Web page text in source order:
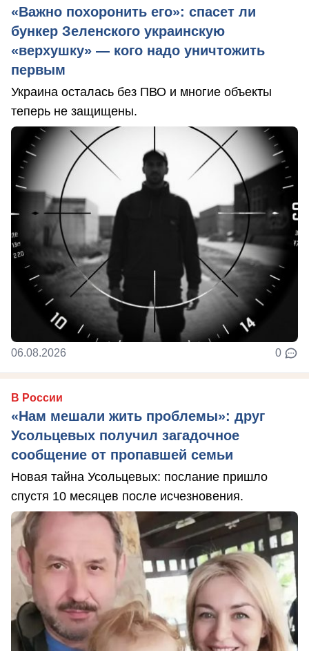
«Важно похоронить его»: спасет ли
бункер Зеленского украинскую
«верхушку» — кого надо уничтожить
первым
Украина осталась без ПВО и многие объекты
теперь не защищены.
06.08.2026 0
В России
«Нам мешали жить проблемы»: друг
Усольцевых получил загадочное
сообщение от пропавшей семьи
Новая тайна Усольцевых: послание пришло
спустя 10 месяцев после исчезновения.